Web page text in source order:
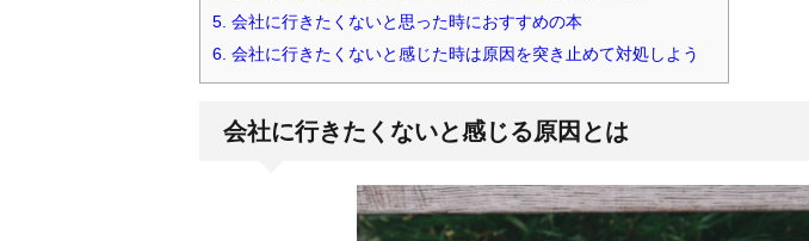
5. 会社に行きたくないと思った時におすすめの本
6. 会社に行きたくないと感じた時は原因を突き止めて対処しよう
会社に行きたくないと感じる原因とは